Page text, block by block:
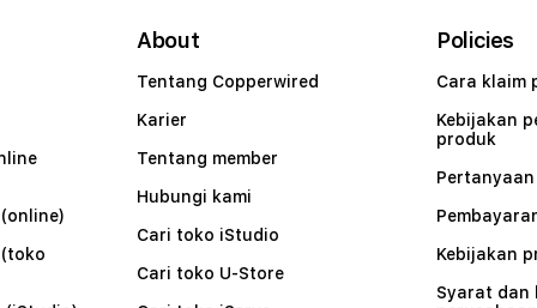
About
Tentang Copperwired
Karier
Tentang member
Hubungi kami
Cari toko iStudio
Cari toko U-Store
Policies
Cara klaim
Kebijakan
produk
Pertanyaan
Kebijakan
Syarat dan